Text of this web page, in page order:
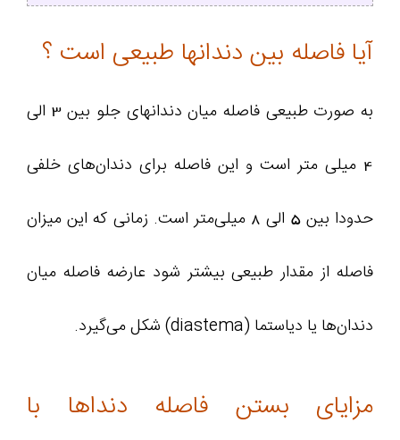
آیا فاصله بین دندانها طبیعی است ؟
به صورت طبیعی فاصله میان دندانهای جلو بین 3 الی
4 میلی‌ متر است و این فاصله برای دندان‌های خلفی
حدودا بین 5 الی 8 میلی‌متر است. زمانی که این میزان
فاصله از مقدار طبیعی بیشتر شود عارضه فاصله میان
دندان‌ها یا دیاستما (diastema) شکل می‌گیرد.
مزایای بستن فاصله دنداها با